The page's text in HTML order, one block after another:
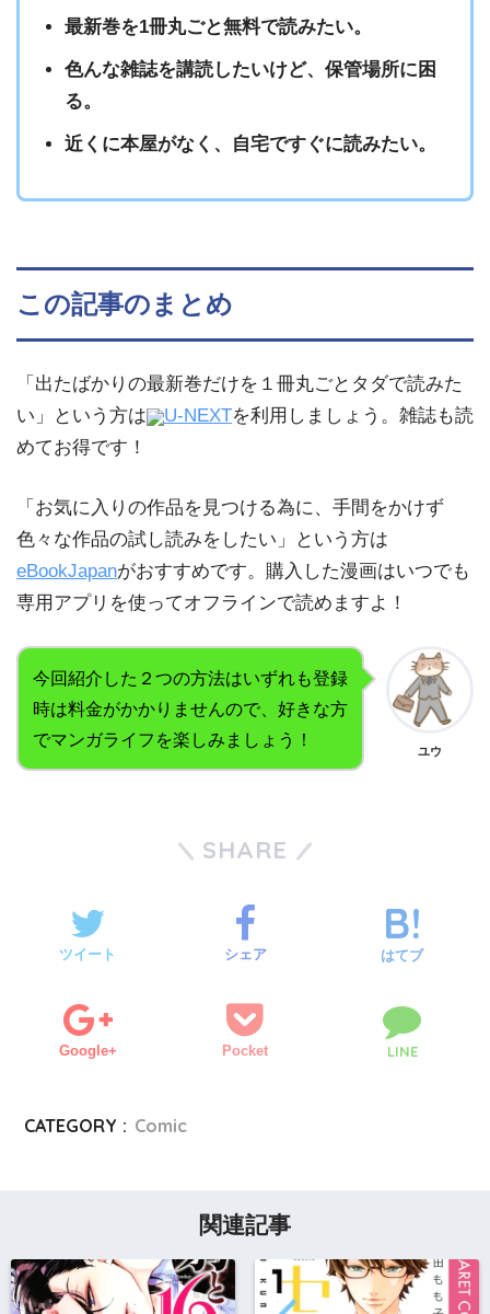
最新巻を1冊丸ごと無料で読みたい。
色んな雑誌を講読したいけど、保管場所に困
る。
近くに本屋がなく、自宅ですぐに読みたい。
この記事のまとめ
「出たばかりの最新巻だけを１冊丸ごとタダで読みた
い」という方は
U-NEXTを利用しましょう。雑誌も読
めてお得です！
「お気に入りの作品を見つける為に、手間をかけず
色々な作品の試し読みをしたい」という方は
eBookJapanがおすすめです。購入した漫画はいつでも
専用アプリを使ってオフラインで読めますよ！
今回紹介した２つの方法はいずれも登録
時は料金がかかりませんので、好きな方
でマンガライフを楽しみましょう！
ユウ
SHARE
ツイート シェア はてブ
Google+ Pocket LINE
CATEGORY : Comic
関連記事